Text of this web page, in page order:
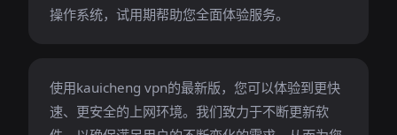
操作系统，试用期帮助您全面体验服务。
使用kauicheng vpn的最新版，您可以体验到更快
速、更安全的上网环境。我们致力于不断更新软